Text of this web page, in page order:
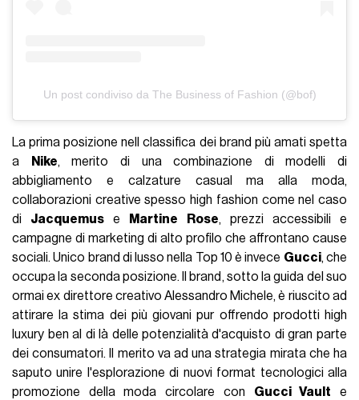
Un post condiviso da The Business of Fashion (@bof)
La prima posizione nell classifica dei brand più amati spetta
a
Nike, merito di una combinazione di modelli di
abbigliamento e calzature casual ma alla moda,
collaborazioni creative spesso high fashion come nel caso
di Jacquemus e Martine Rose, prezzi accessibili e
campagne di marketing di alto profilo che affrontano cause
sociali. Unico brand di lusso nella Top 10 è invece Gucci, che
occupa la seconda posizione. Il brand, sotto la guida del suo
ormai ex direttore creativo Alessandro Michele, è riuscito ad
attirare la stima dei più giovani pur offrendo prodotti high
luxury ben al di là delle potenzialità d'acquisto di gran parte
dei consumatori. Il merito va ad una strategia mirata che ha
saputo unire l'esplorazione di nuovi format tecnologici alla
promozione della moda circolare con Gucci Vault e